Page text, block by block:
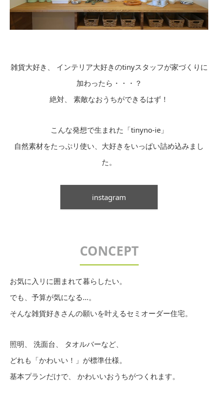
雑貨大好き、 インテリア大好きのtinyスタッフが家づくりに
加わったら・・・？
絶対、 素敵なおうちができるはず！
こんな発想で生まれた「tinyno-ie」
自然素材をたっぷリ使い、大好きをいっぱい詰め込みまし
た。
instagram
CONCEPT
お気に入リに囲まれて暮らしたい。
でも、予算が気になる…。
そんな雑貨好きさんの願いを叶えるセミオーダー住宅。
照明、 洗面台、 タオルバーなど、
どれも「かわいい！」が標準仕様。
基本プランだけで、 かわいいおうちがつくれます。